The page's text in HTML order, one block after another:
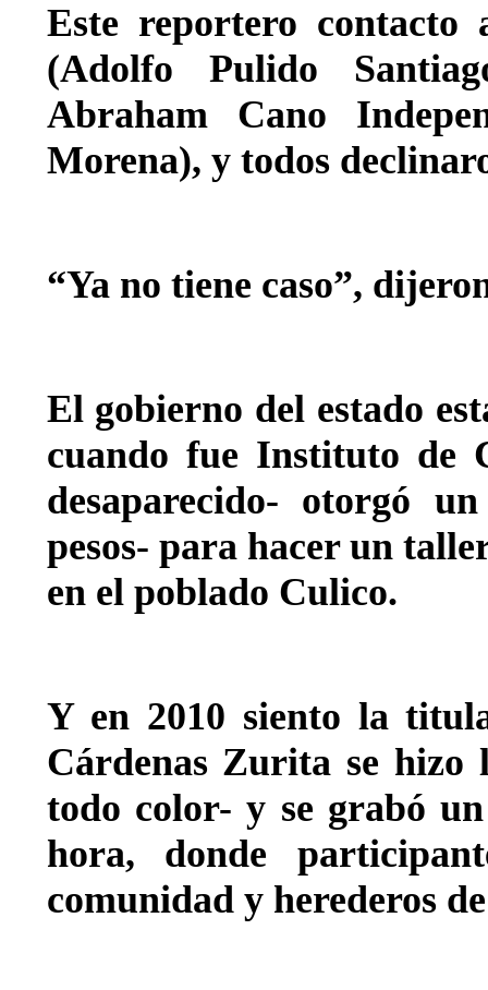
Este reportero contacto
(Adolfo Pulido
Abraham Cano
Morena), y todos
“Ya no tiene caso”,
El gobierno del estado
cuando fue Instituto de
desaparecido- otorgó
pesos- para hacer un
en el poblado Culico.
Y en 2010 siento la
Cárdenas Zurita se
todo color- y se grabó
hora, donde
comunidad y herederos